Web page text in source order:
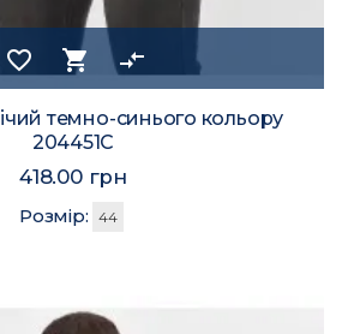
favorite_border shopping_cart compare_arrows
темно-синього кольору
204451C
418.00 грн
Розмір: 44